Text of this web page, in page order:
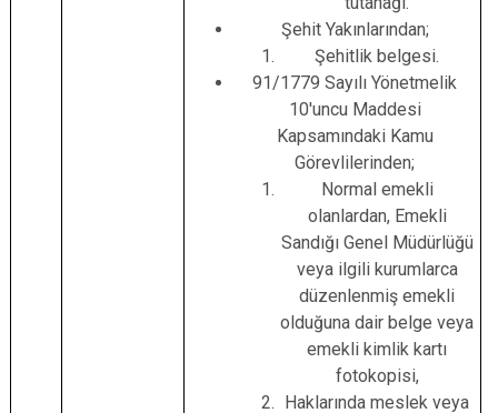
Şehit Yakınlarından;
Şehitlik belgesi.
91/1779 Sayılı Yönetmelik
10'uncu Maddesi
Kapsamındaki Kamu
Görevlilerinden;
Normal emekli
olanlardan, Emekli
Sandığı Genel Müdürlüğü
veya ilgili kurumlarca
düzenlenmiş emekli
olduğuna dair belge veya
emekli kimlik kartı
fotokopisi,
Haklarında meslek veya